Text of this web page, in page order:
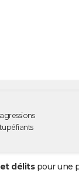
et délitspour une